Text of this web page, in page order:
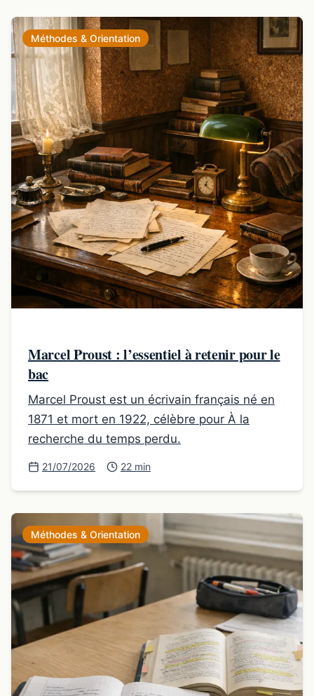
Méthodes & Orientation
Marcel Proust : l’essentiel à retenir pour le
bac
Marcel Proust est un écrivain français né en
1871 et mort en 1922, célèbre pour À la
recherche du temps perdu.
21/07/2026 22 min
Méthodes & Orientation